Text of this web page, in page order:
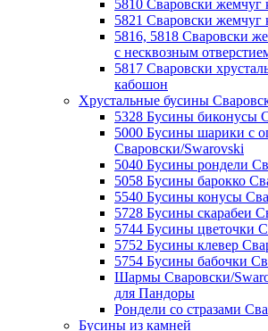
5810 Сваровски жемчуг
5821 Сваровски жемчуг
5816, 5818 Сваровски
с несквозным
5817 Сваровски
кабошон
Хрустальные бусины
5328 Бусины биконусы
5000 Бусины шарики с
Сваровски/Swarovski
5040 Бусины рондели
5058 Бусины барокко
5540 Бусины конусы
5728 Бусины скарабеи
5744 Бусины цветочки
5752 Бусины клевер
5754 Бусины бабочки
Шармы Сваровски/
для Пандоры
Рондели со стразами
Бусины из камней